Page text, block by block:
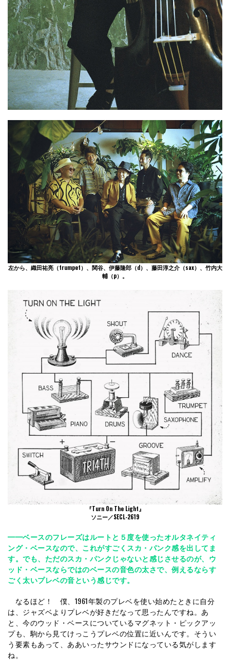
左から、織田祐亮（trumpet）、関谷、伊藤隆郎（d）、藤田淳之介（sax）、竹内大
輔（p）。
『Turn On The Light』
ソニー／SECL-2619
━━ベースのフレーズはルートと５度を使ったオルタネイティ
ング・ベースなので、これがすごくスカ・パンク感を出してま
す。でも、ただのスカ・パンクじゃないと感じさせるのが、ウ
ッド・ベースならではのベースの音色の太さで、例えるならす
ごく太いプレベの音という感じです。
なるほど！ 僕、1961年製のプレベを使い始めたときに自分
は、ジャズベよりプレベが好きだなって思ったんですね。あ
と、今のウッド・ベースについているマグネット・ピックアッ
プも、駒から見てけっこうプレベの位置に近いんです。そうい
う要素もあって、ああいったサウンドになっている気がします
ね。